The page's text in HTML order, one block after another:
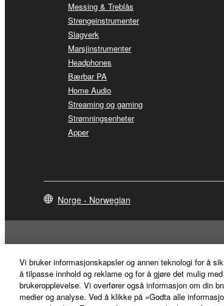
Messing & Treblås
Strengeinstrumenter
Slagverk
Marsjinstrumenter
Headphones
Bærbar PA
Home Audio
Streaming og gaming
Strømningsenheter
Apper
Norge - Norwegian
Vi bruker informasjonskapsler og annen teknologi for å
å tilpasse innhold og reklame og for å gjøre det mulig
brukeropplevelse. Vi overfører også informasjon om din
medier og analyse. Ved å klikke på «Godta alle